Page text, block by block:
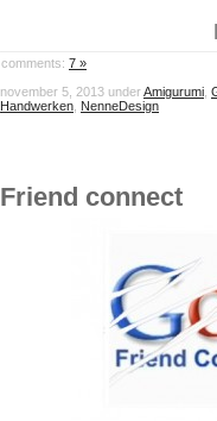
comments: 7 »
november 5, 2013 underAmigurumi
Handwerken NenneDesign
Friend connect